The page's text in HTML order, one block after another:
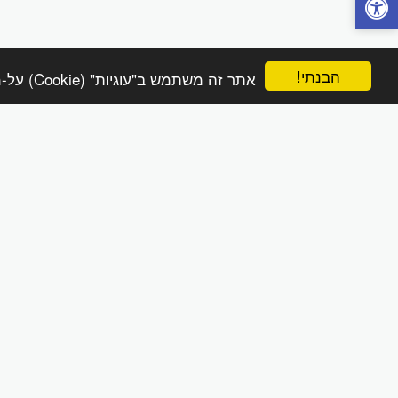
הבנתי! אתר זה משתמש ב"עוגיות" (Cookie) על-מנת להבטיח שתהנה מהחוויה הטובה ביותר באתר שלך.